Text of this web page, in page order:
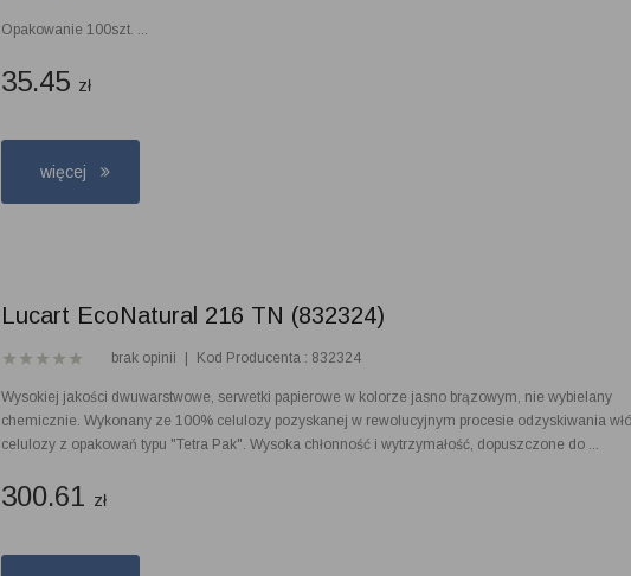
Opakowanie 100szt. ...
35.45 zł
więcej
Lucart EcoNatural 216 TN (832324)
brak opinii Kod Producenta : 832324
Wysokiej jakości dwuwarstwowe, serwetki papierowe w kolorze jasno brązowym, nie wybielany
chemicznie. Wykonany ze 100% celulozy pozyskanej w rewolucyjnym procesie odzyskiwania
celulozy z opakowań typu "Tetra Pak". Wysoka chłonność i wytrzymałość, dopuszczone do ...
300.61 zł